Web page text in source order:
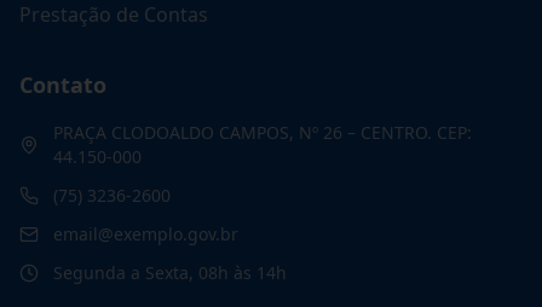
Prestação de Contas
Contato
PRAÇA CLODOALDO CAMPOS, Nº 26 – CENTRO. CEP:
44.150-000
(75) 3236-2600
email@exemplo.gov.br
Segunda a Sexta, 08h às 14h